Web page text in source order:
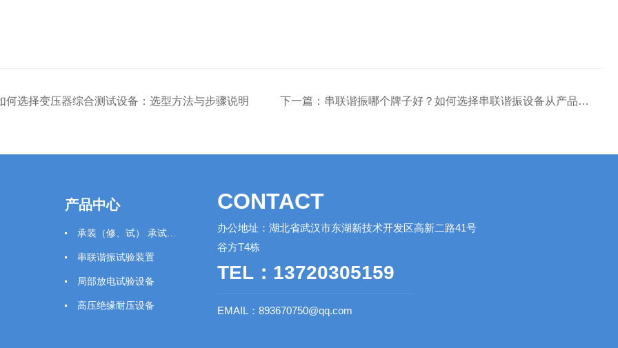
何选择变压器综合测试设备：选型方法与步骤说明 下一篇： 串联谐振哪个牌子好？如何选择串联谐振设备从产品设计看技术实力
产品中心
承装（修、试） 承试类仪器
串联谐振试验装置
局部放电试验设备
高压绝缘耐压设备
CONTACT
办公地址：湖北省武汉市东湖新技术开发区高新二路41号
谷方T4栋
TEL：13720305159
EMAIL：893670750@qq.com